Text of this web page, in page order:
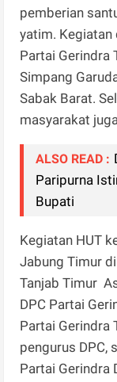
pemberian
yatim. Kegiatan
Partai Gerindra
Simpang
Sabak Barat.
masyarakat
ALSO READ :
Paripurna
Bupati
Kegiatan HUT
Jabung Timur
Tanjab Timur
DPC Partai
Partai Gerindra
pengurus DPC,
Partai Gerindra